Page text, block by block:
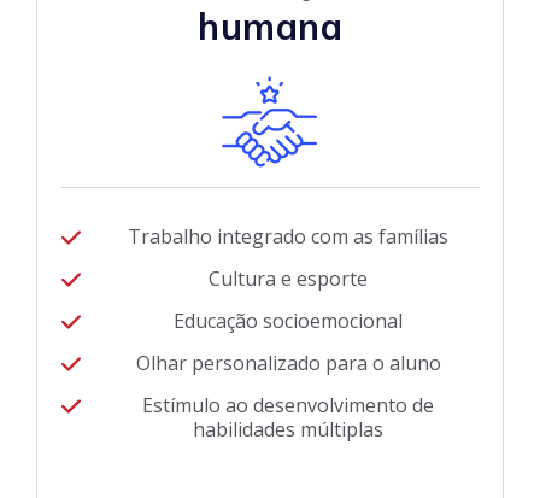
humana
Trabalho integrado com as famílias
Cultura e esporte
Educação socioemocional
Olhar personalizado para o aluno
Estímulo ao desenvolvimento de
habilidades múltiplas